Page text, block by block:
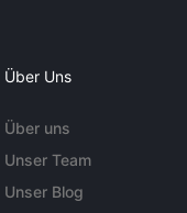
Über Uns
Über uns
Unser Team
Unser Blog